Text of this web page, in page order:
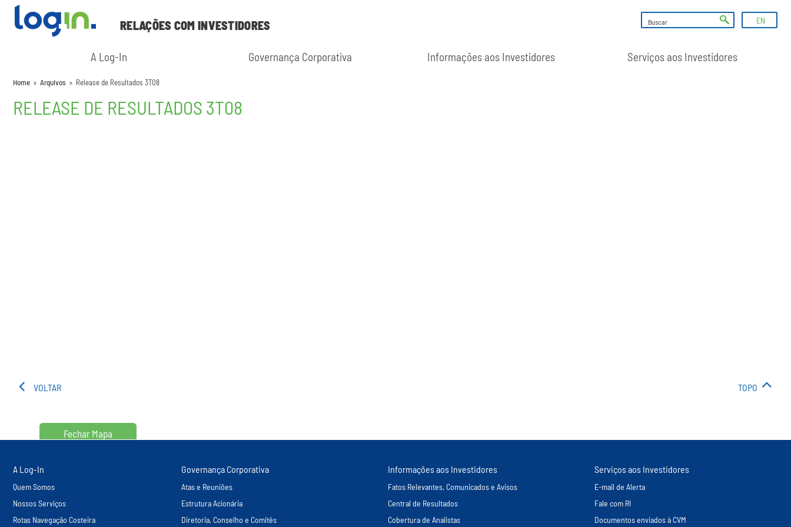
RELAÇÕES COM INVESTIDORES EN
A Log-In Governança Corporativa Informações aos Investidores Serviços aos Investidores
Home » Arquivos » Release de Resultados 3T08
RELEASE DE RESULTADOS 3T08
VOLTAR TOPO
Fechar Mapa
A Log-In
Quem Somos
Nossos Serviços
Rotas Navegação Costeira
Governança Corporativa
Atas e Reuniões
Estrutura Acionária
Diretoria, Conselho e Comitês
Informações aos Investidores
Fatos Relevantes, Comunicados e Avisos
Central de Resultados
Cobertura de Analistas
Serviços aos Investidores
E-mail de Alerta
Fale com RI
Documentos enviados à CVM